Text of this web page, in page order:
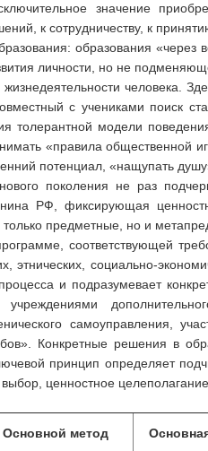
значение
к сотрудничеству, к
образования «через
личности, но не
человека.
с учениками поиск
толерантной модели
«правила общественной
потенциал, «нащупать
поколения не раз
РФ, фиксирующая
предметные, но и
соответствующей
этнических, социально-
и подразумевает
самоуправления,
Конкретные решения в
принцип определяет
ценностное
Основной метод